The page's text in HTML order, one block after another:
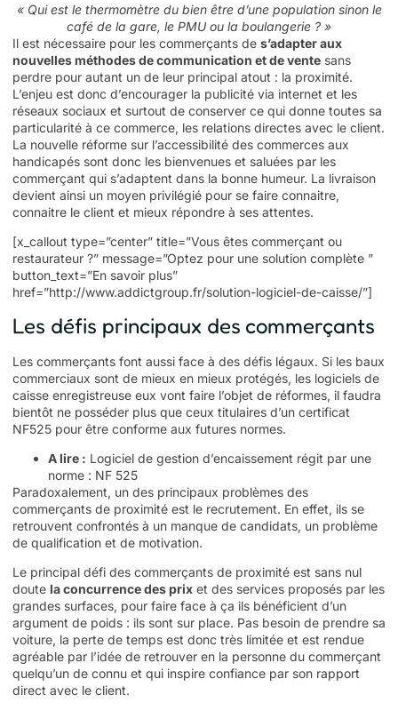
« Qui est le thermomètre du bien être d’une population sinon le
café de la gare, le PMU ou la boulangerie ? »
Il est nécessaire pour les commerçants de s’adapter aux
nouvelles méthodes de communication et de vente sans
perdre pour autant un de leur principal atout : la proximité.
L’enjeu est donc d’encourager la publicité via internet et les
réseaux sociaux et surtout de conserver ce qui donne toutes sa
particularité à ce commerce, les relations directes avec le client.
La nouvelle réforme sur l’accessibilité des commerces aux
handicapés sont donc les bienvenues et saluées par les
commerçant qui s’adaptent dans la bonne humeur. La livraison
devient ainsi un moyen privilégié pour se faire connaitre,
connaitre le client et mieux répondre à ses attentes.
[x_callout type=”center” title=”Vous êtes commerçant ou
restaurateur ?” message=”Optez pour une solution complète ”
button_text=”En savoir plus”
href=”http://www.addictgroup.fr/solution-logiciel-de-caisse/”]
Les défis principaux des commerçants
Les commerçants font aussi face à des défis légaux. Si les baux
commerciaux sont de mieux en mieux protégés, les logiciels de
caisse enregistreuse eux vont faire l’objet de réformes, il faudra
bientôt ne posséder plus que ceux titulaires d’un certificat
NF525 pour être conforme aux futures normes.
A lire : Logiciel de gestion d’encaissement régit par une
norme : NF 525
Paradoxalement, un des principaux problèmes des
commerçants de proximité est le recrutement. En effet, ils se
retrouvent confrontés à un manque de candidats, un problème
de qualification et de motivation.
Le principal défi des commerçants de proximité est sans nul
doute la concurrence des prix et des services proposés par les
grandes surfaces, pour faire face à ça ils bénéficient d’un
argument de poids : ils sont sur place. Pas besoin de prendre sa
voiture, la perte de temps est donc très limitée et est rendue
agréable par l’idée de retrouver en la personne du commerçant
quelqu’un de connu et qui inspire confiance par son rapport
direct avec le client.